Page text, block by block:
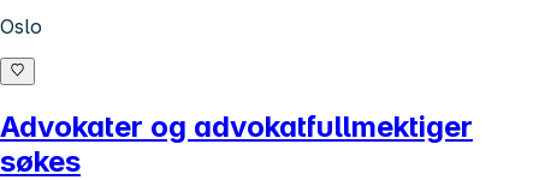
Oslo
Advokater og advokatfullmektiger
søkes